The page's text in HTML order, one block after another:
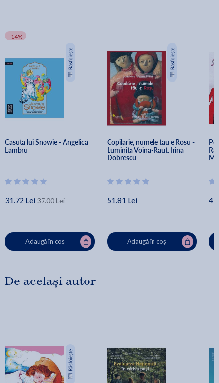
-14%
Casuta lui Snowie - Angelica
Lambru
31.72 Lei 37.00 Lei
Adaugă în coș
Copilarie, numele tau e Rosu -
Luminita Voina-Raut, Irina
Dobrescu
51.81 Lei
Adaugă în coș
De același autor